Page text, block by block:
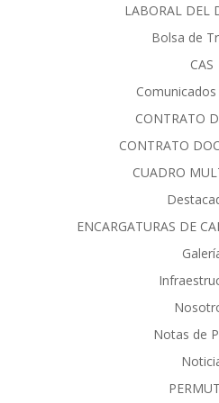
LABORAL DEL
Bolsa de
CAS
CONTRATO
CONTRATO
CUADRO
ENCARGATURAS DE
Notas de